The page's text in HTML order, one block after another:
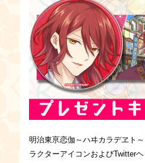
明治東亰恋伽～ハヰカラデヱト
ラクターアイコンおよびTwitter